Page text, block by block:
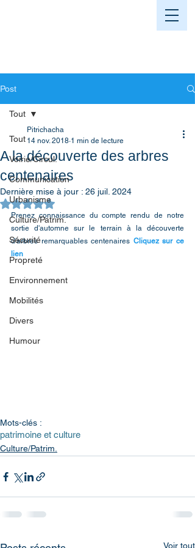
Post
Tout
Voirie/Circul.
Communication
Urbanisme
Culture/Patrim.
Sécurité
Propreté
Environnement
Mobilités
Divers
Humour
Tout
A la découverte des arbres
centenaires
Pitrichacha
14 nov. 2018 1 min de lecture
Dernière mise à jour : 26 juil. 2024
Noté NaN étoiles sur 5.
Prenez connaissance du compte rendu de notre
sortie d'automne sur le terrain à la découverte
d'arbres remarquables centenaires Cliquez sur ce
lien
Mots-clés :
patrimoine et culture
Culture/Patrim.
Voir tout